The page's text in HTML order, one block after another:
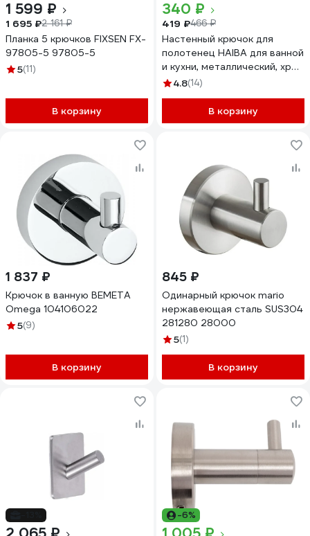
1 599 ₽
1 695 ₽2 161 ₽
Планка 5 крючков FIXSEN FX-
97805-5 97805-5
5(11)
В корзину
340 ₽
419 ₽466 ₽
Настенный крючок для
полотенец HAIBA для ванной
и кухни, металлический, хром
HB1705-1 540046
4.8(14)
В корзину
1 837 ₽
Крючок в ванную BEMETA
Omega 104106022
5(9)
В корзину
845 ₽
Одинарный крючок mario
нержавеющая сталь SUS304
281280 28000
5(1)
В корзину
-6%